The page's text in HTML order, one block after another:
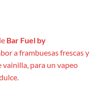
Bar Fuel by
a frambuesas frescas y
vainilla, para un vapeo